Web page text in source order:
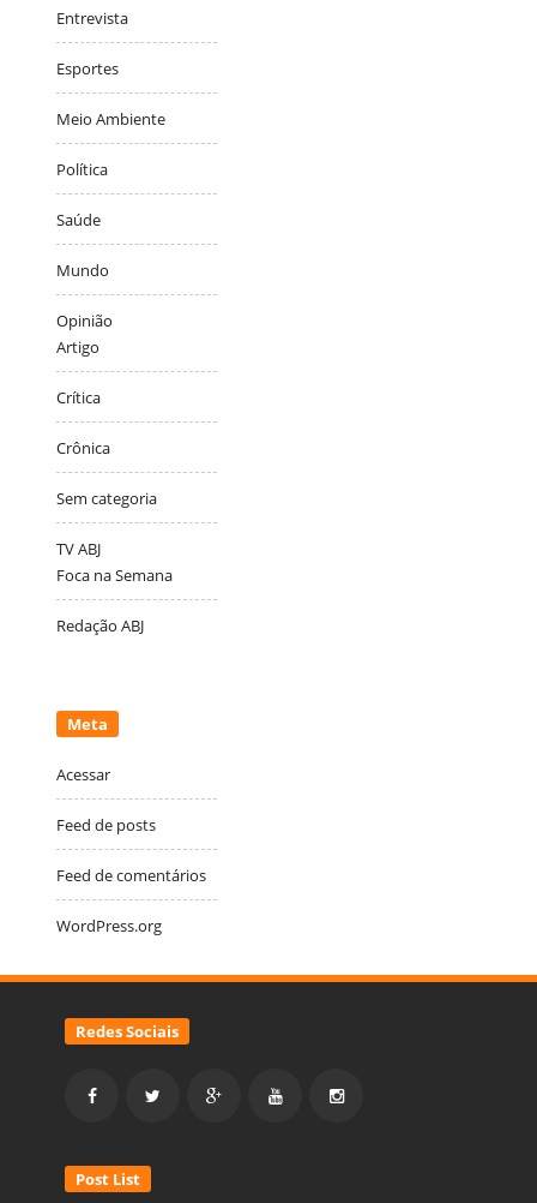
Entrevista
Esportes
Meio Ambiente
Política
Saúde
Mundo
Opinião
Artigo
Crítica
Crônica
Sem categoria
TV ABJ
Foca na Semana
Redação ABJ
Meta
Acessar
Feed de posts
Feed de comentários
WordPress.org
Redes Sociais
Post List